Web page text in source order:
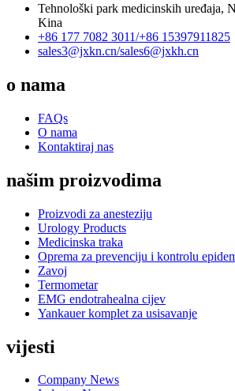
Tehnološki park medicinskih uređaja,
Kina
+86 177 7082 3011/+86 15397911825
sales3@jxkn.cn/sales6@jxkh.cn
o nama
FAQs
O nama
Kontaktiraj nas
našim proizvodima
Proizvodi za anesteziju
Urology Products
Medicinska traka
Oprema za prevenciju i kontrolu
Zavoj
Termometar
EMG endotrahealna cijev
Yankauer komplet za usisavanje
vijesti
Company News